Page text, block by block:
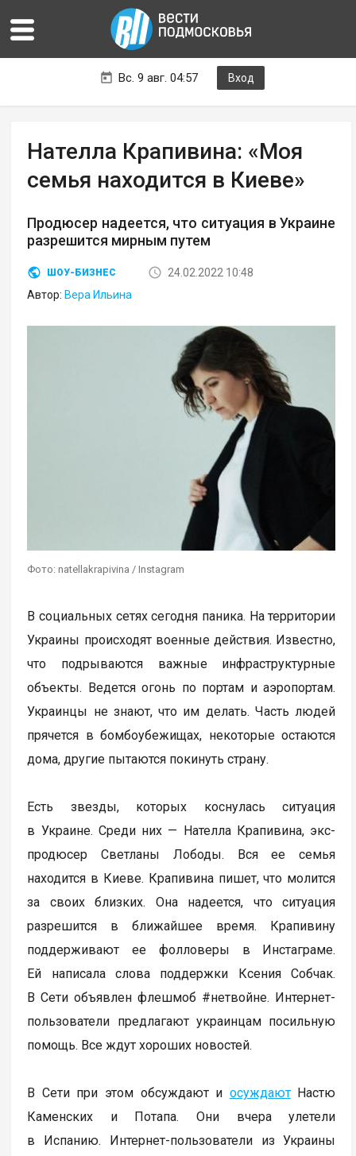
Вс. 9 авг. 04:57 Вход
Нателла Крапивина: «Моя
семья находится в Киеве»
Продюсер надеется, что ситуация в Украине
разрешится мирным путем
ШОУ-БИЗНЕС
24.02.2022 10:48
Автор: Вера Ильина
Фото: natellakrapivina / Instagram
В социальных сетях сегодня паника. На территории
Украины происходят военные действия. Известно,
что подрываются важные инфраструктурные
объекты. Ведется огонь по портам и аэропортам.
Украинцы не знают, что им делать. Часть людей
прячется в бомбоубежищах, некоторые остаются
дома, другие пытаются покинуть страну.
Есть звезды, которых коснулась ситуация
в Украине. Среди них — Нателла Крапивина, экс-
продюсер Светланы Лободы. Вся ее семья
находится в Киеве. Крапивина пишет, что молится
за своих близких. Она надеется, что ситуация
разрешится в ближайшее время. Крапивину
поддерживают ее фолловеры в Инстаграме.
Ей написала слова поддержки Ксения Собчак.
В Сети объявлен флешмоб #нетвойне. Интернет-
пользователи предлагают украинцам посильную
помощь. Все ждут хороших новостей.
В Сети при этом обсуждают и осуждаютНастю
Каменских и Потапа. Они вчера улетели
в Испанию. Интернет-пользователи из Украины